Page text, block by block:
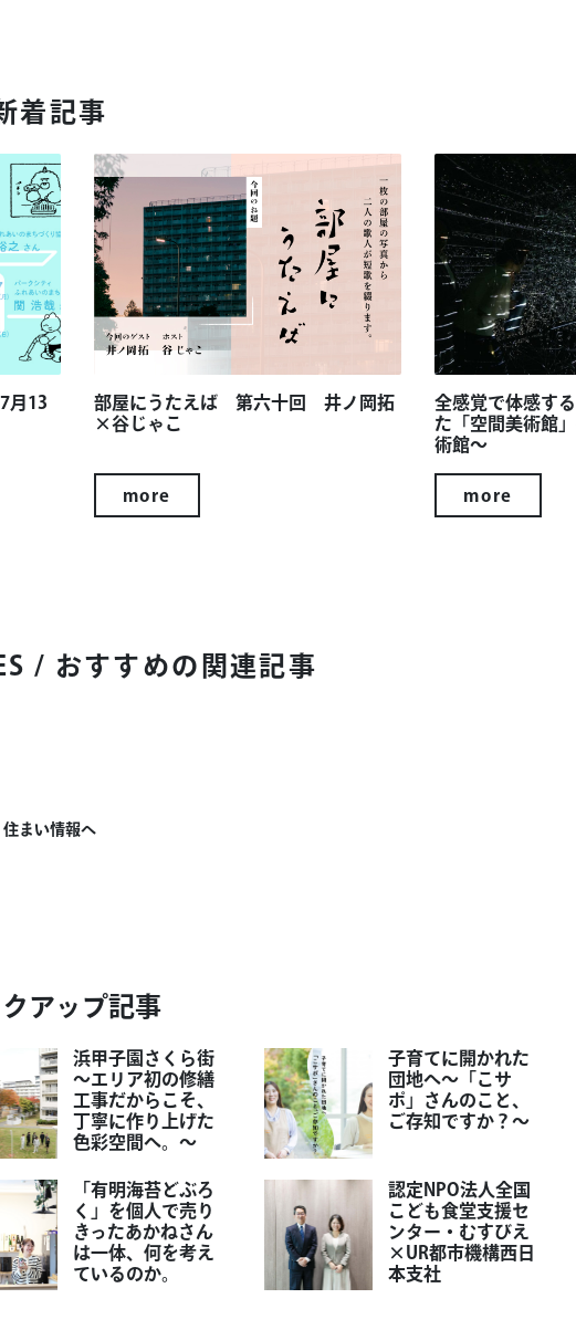
着記事
月13
部屋にうたえば 第六十回 井ノ岡拓
×谷じゃこ
more
全感覚で体感す
た「空間美術館
術館～
more
/ おすすめの関連記事
住まい情報へ
クアップ記事
浜甲子園さくら街
～エリア初の修繕
工事だからこそ、
丁寧に作り上げた
色彩空間へ。～
子育てに開かれた
団地へ～「こサ
ポ」さんのこと、
ご存知ですか？～
「有明海苔どぶろ
く」を個人で売り
きったあかねさん
は一体、何を考え
ているのか。
認定NPO法人全国
こども食堂支援セ
ンター・むすびえ
×UR都市機構西日
本支社